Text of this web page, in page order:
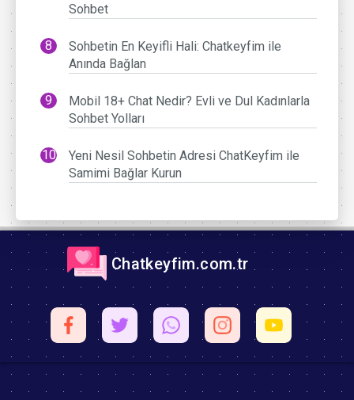
Sohbet
Sohbetin En Keyifli Hali: Chatkeyfim ile
Anında Bağlan
Mobil 18+ Chat Nedir? Evli ve Dul Kadınlarla
Sohbet Yolları
Yeni Nesil Sohbetin Adresi ChatKeyfim ile
Samimi Bağlar Kurun
Chatkeyfim.com.tr